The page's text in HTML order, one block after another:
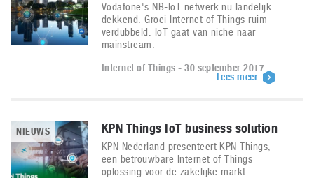
Vodafone's NB-IoT netwerk nu landelijk
dekkend. Groei Internet of Things ruim
verdubbeld. IoT gaat van niche naar
mainstream.
Internet of Things - 30 september 2017
Lees meer
NIEUWS KPN Things IoT business solution
KPN Nederland presenteert KPN Things,
een betrouwbare Internet of Things
oplossing voor de zakelijke markt.